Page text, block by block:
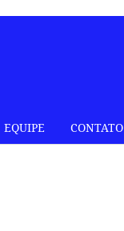
EQUIPE CONTATO